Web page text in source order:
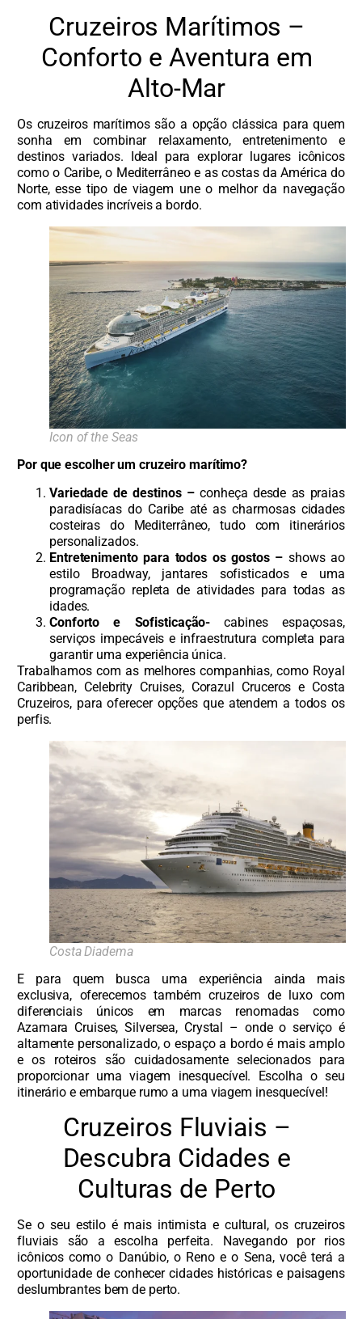
Cruzeiros Marítimos –
Conforto e Aventura em
Alto-Mar
Os cruzeiros marítimos são a opção clássica para quem
sonha em combinar relaxamento, entretenimento e
destinos variados. Ideal para explorar lugares icônicos
como o Caribe, o Mediterrâneo e as costas da América do
Norte, esse tipo de viagem une o melhor da navegação
com atividades incríveis a bordo.
Icon of the Seas
Por que escolher um cruzeiro marítimo?
Variedade de destinos –conheça desde as praias
paradisíacas do Caribe até as charmosas cidades
costeiras do Mediterrâneo, tudo com itinerários
personalizados.
Entretenimento para todos os gostos – shows ao
estilo Broadway, jantares sofisticados e uma
programação repleta de atividades para todas as
idades.
Conforto e Sofisticação- cabines espaçosas,
serviços impecáveis e infraestrutura completa para
garantir uma experiência única.
Trabalhamos com as melhores companhias, como Royal
Caribbean, Celebrity Cruises, Corazul Cruceros e Costa
Cruzeiros, para oferecer opções que atendem a todos os
perfis.
Costa Diadema
E para quem busca uma experiência ainda mais
exclusiva, oferecemos também cruzeiros de luxo com
diferenciais únicos em marcas renomadas como
Azamara Cruises, Silversea, Crystal – onde o serviço é
altamente personalizado, o espaço a bordo é mais amplo
e os roteiros são cuidadosamente selecionados para
proporcionar uma viagem inesquecível. Escolha o seu
itinerário e embarque rumo a uma viagem inesquecível!
Cruzeiros Fluviais –
Descubra Cidades e
Culturas de Perto
Se o seu estilo é mais intimista e cultural, os cruzeiros
fluviais são a escolha perfeita. Navegando por rios
icônicos como o Danúbio, o Reno e o Sena, você terá a
oportunidade de conhecer cidades históricas e paisagens
deslumbrantes bem de perto.